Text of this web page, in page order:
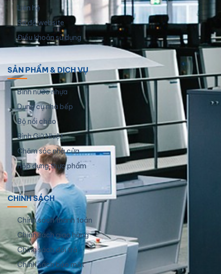
Liên hệ
Sơ đồ website
Điều khoản sử dụng
SẢN PHẨM & DỊCH VỤ
Bình nước nhựa
Dụng cụ nhà bếp
Bộ nồi chảo
Bình Giữ Nhiệt
Chăm sóc nhà cửa
Hộp đựng thực phẩm
CHÍNH SÁCH
Chính sách thanh toán
Chính sách giao hàng
Chính sách đổi trả
Chính sách bảo mật